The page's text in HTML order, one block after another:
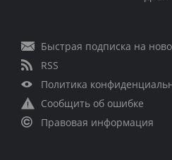
Быстрая подписка на
RSS
Политика
Сообщить об ошибке
Правовая информация